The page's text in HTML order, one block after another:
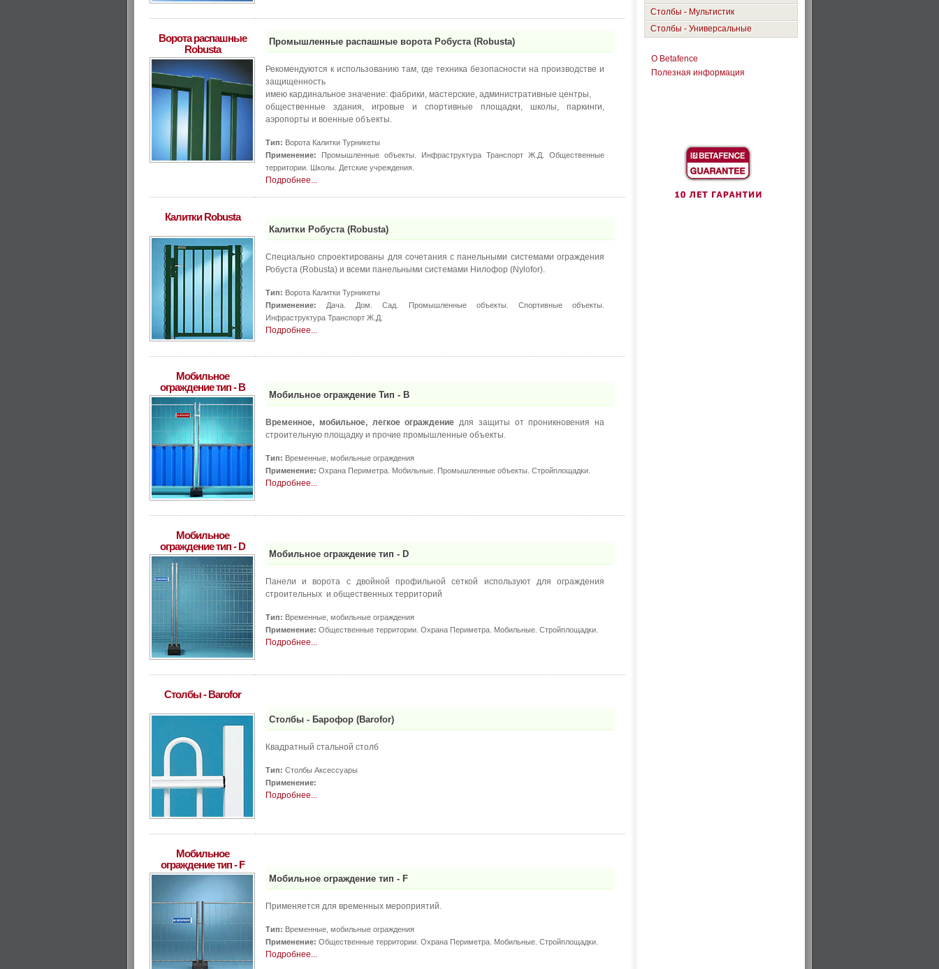
Ворота распашные
Robusta
Промышленные распашные ворота Робуста (Robusta)
Рекомендуются к использованию там, где техника безопасности на производстве и
защищенность
имею кардинальное значение: фабрики, мастерские, административные центры,
общественные здания, игровые и спортивные площадки, школы, паркинги,
аэропорты и военные объекты.
Тип: Ворота Калитки Турникеты
Применение: Промышленные объекты. Инфраструктура Транспорт Ж.Д. Общественные
территории. Школы. Детские учреждения.
Подробнее...
Калитки Robusta
Калитки Робуста (Robusta)
Специально спроектированы для сочетания с панельными системами ограждения
Робуста (Robusta) и всеми панельными системами Нилофор (Nylofor).
Тип: Ворота Калитки Турникеты
Применение: Дача. Дом. Сад. Промышленные объекты. Спортивные объекты.
Инфраструктура Транспорт Ж.Д.
Подробнее...
Мобильное
ограждение тип - B
Мобильное ограждение Тип - B
Временное, мобильное, легкое ограждение для защиты от проникновения на
строительную площадку и прочие промышленные объекты.
Тип: Временные, мобильные ограждения
Применение: Охрана Периметра. Мобильные. Промышленные объекты. Стройплощадки.
Подробнее...
Мобильное
ограждение тип - D
Мобильное ограждение тип - D
Панели и ворота с двойной профильной сеткой используют для ограждения
строительных и общественных территорий
Тип: Временные, мобильные ограждения
Применение: Общественные территории. Охрана Периметра. Мобильные. Стройплощадки.
Подробнее...
Столбы - Barofor
Столбы - Барофор (Barofor)
Квадратный стальной столб
Тип: Столбы Аксессуары
Применение:
Подробнее...
Мобильное
ограждение тип - F
Мобильное ограждение тип - F
Применяется для временных мероприятий.
Тип: Временные, мобильные ограждения
Применение: Общественные территории. Охрана Периметра. Мобильные. Стройплощадки.
Подробнее...
Столбы - Мультистик
Столбы - Универсальные
О Betafence
Полезная информация